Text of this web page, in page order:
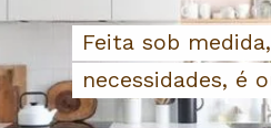
Feita sob
necessidades, é
Feita sob
necessidades, é